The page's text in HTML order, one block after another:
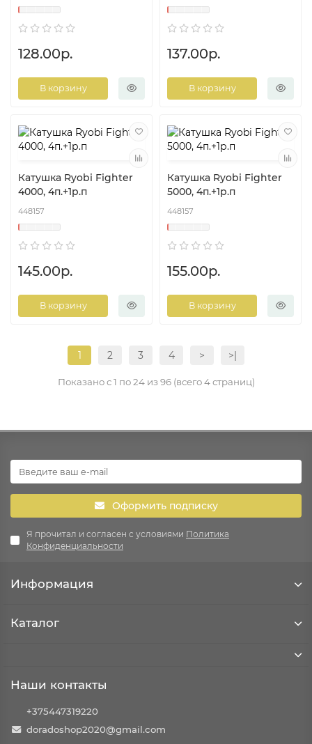
128.00р.
В корзину
137.00р.
В корзину
Катушка Ryobi Fighter
4000, 4п.+1р.п
448157
145.00р.
В корзину
Катушка Ryobi Fighter
5000, 4п.+1р.п
448157
155.00р.
В корзину
1 2 3 4 > >|
Показано с 1 по 24 из 96 (всего 4 страниц)
Оформить подписку
Я прочитал и согласен с условиями Политика
Конфиденциальности
Информация
Каталог
Наши контакты
+375447319220
doradoshop2020@gmail.com